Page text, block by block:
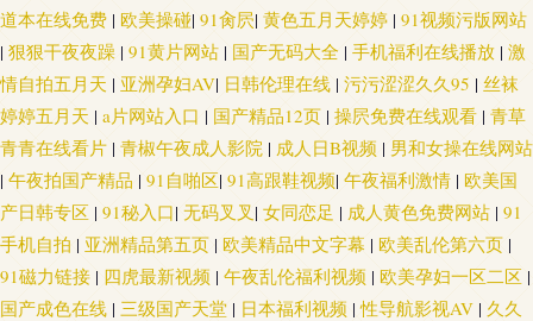
道本在线免费 | 欧美操碰| 91肏屄| 黄色五月天婷婷 | 91视频污版网站
| 狠狠干夜夜躁 | 91黄片网站 | 国产无码大全 | 手机福利在线播放 | 激
情自拍五月天 | 亚洲孕妇AV| 日韩伦理在线 | 污污涩涩久久95 | 丝袜
婷婷五月天 | a片网站入口 | 国产精品12页 | 操屄免费在线观看 | 青草
青青在线看片 | 青椒午夜成人影院 | 成人日B视频 | 男和女操在线网站
| 午夜拍国产精品 | 91自啪区| 91高跟鞋视频| 午夜福利激情 | 欧美国
产日韩专区 | 91秘入口| 无码叉叉 | 女同恋足 | 成人黄色免费网站 | 91
手机自拍 | 亚洲精品第五页 | 欧美精品中文字幕 | 欧美乱伦第六页 |
91磁力链接 | 四虎最新视频 | 午夜乱伦福利视频 | 欧美孕妇一区二区 |
国产成色在线 | 三级国产天堂 | 日本福利视频 |性导航影视AV | 久久